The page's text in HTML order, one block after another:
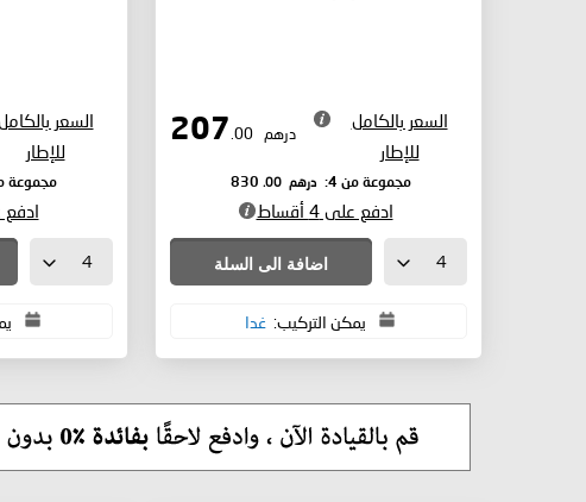
السعر بالكامل
للإطار
درهم .00
مجموعة من 4: درهم 830
.00
ادفع على 4 أقساط
اضافة الى السلة
يمكن التركيب: غدا
السعر
للإطار
مجموعة
ادفع